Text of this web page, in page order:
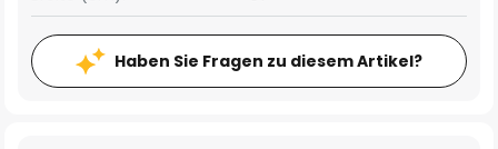
Haben Sie Fragen zu diesem Artikel?